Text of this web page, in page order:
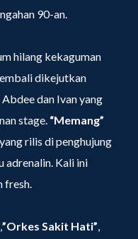
90-an.
hilang kekaguman
dikejutkan
dan Ivan yang
stage. “Memang”
rilis di penghujung
adrenalin. Kali ini
fresh.
”Orkes Sakit Hati”